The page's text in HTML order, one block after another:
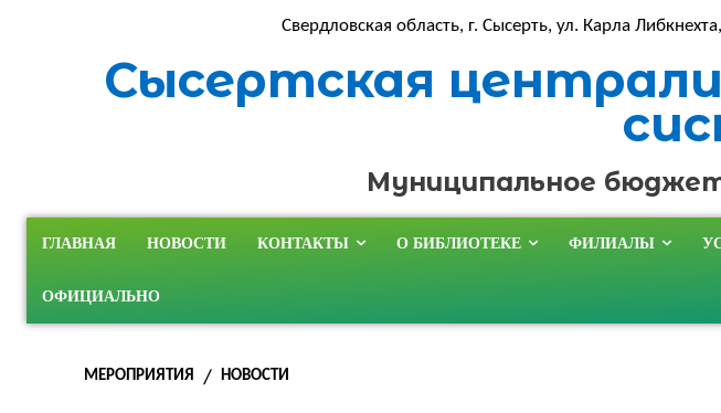
Свердловская область, г. Сысерть, ул. Карла
Сысертская
Муниципальное
ГЛАВНАЯ НОВОСТИ КОНТАКТЫ О БИБЛИОТЕКЕ ФИЛИАЛЫ
ОФИЦИАЛЬНО
МЕРОПРИЯТИЯ НОВОСТИ